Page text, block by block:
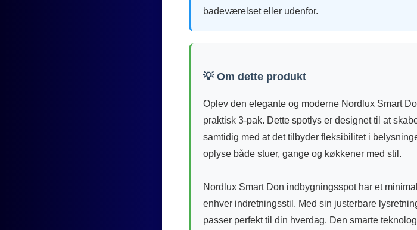
badeværelset eller udenfor.
💡 Om dette produkt
Oplev den elegante og moderne Nordlux Smart
praktisk 3-pak. Dette spotlys er designet til at
samtidig med at det tilbyder fleksibilitet i
oplyse både stuer, gange og køkkener med stil.
Nordlux Smart Don indbygningsspot har et
enhver indretningsstil. Med sin justerbare
passer perfekt til din hverdag. Den smarte